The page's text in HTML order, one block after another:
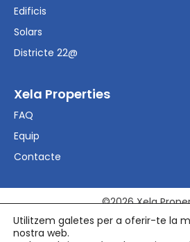
Edificis
Solars
Districte 22@
Xela Properties
FAQ
Equip
Contacte
©2026 Xela
Utilitzem galetes per a oferir-te la
nostra web.